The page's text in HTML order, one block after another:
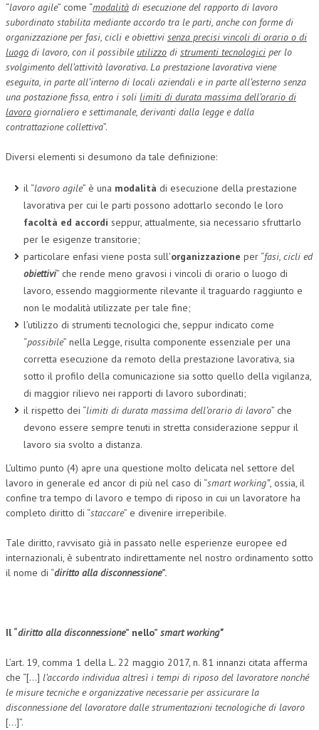
“lavoro agile” come “modalità di esecuzione del rapporto di lavoro
subordinato stabilita mediante accordo tra le parti, anche con forme di
organizzazione per fasi, cicli e obiettivi senza precisi vincoli di orario o di
luogo di lavoro, con il possibile utilizzo di strumenti tecnologici per lo
svolgimento dell’attività lavorativa. La prestazione lavorativa viene
eseguita, in parte all’interno di locali aziendali e in parte all’esterno senza
una postazione fissa, entro i soli limiti di durata massima dell’orario di
lavoro giornaliero e settimanale, derivanti dalla legge e dalla
contrattazione collettiva”.
Diversi elementi si desumono da tale definizione:
il “lavoro agile” è una modalità di esecuzione della prestazione
lavorativa per cui le parti possono adottarlo secondo le loro
facoltà ed accordi seppur, attualmente, sia necessario sfruttarlo
per le esigenze transitorie;
particolare enfasi viene posta sull’organizzazione per “fasi, cicli ed
obiettivi” che rende meno gravosi i vincoli di orario o luogo di
lavoro, essendo maggiormente rilevante il traguardo raggiunto e
non le modalità utilizzate per tale fine;
l’utilizzo di strumenti tecnologici che, seppur indicato come
“possibile” nella Legge, risulta componente essenziale per una
corretta esecuzione da remoto della prestazione lavorativa, sia
sotto il profilo della comunicazione sia sotto quello della vigilanza,
di maggior rilievo nei rapporti di lavoro subordinati;
il rispetto dei “limiti di durata massima dell’orario di lavoro” che
devono essere sempre tenuti in stretta considerazione seppur il
lavoro sia svolto a distanza.
L’ultimo punto (4) apre una questione molto delicata nel settore del
lavoro in generale ed ancor di più nel caso di “smart working”, ossia, il
confine tra tempo di lavoro e tempo di riposo in cui un lavoratore ha
completo diritto di “staccare” e divenire irreperibile.
Tale diritto, ravvisato già in passato nelle esperienze europee ed
internazionali, è subentrato indirettamente nel nostro ordinamento sotto
il nome di “diritto alla disconnessione”.
Il “diritto alla disconnessione” nello” smart working”
L’art. 19, comma 1 della L. 22 maggio 2017, n. 81 innanzi citata afferma
che “[…] l’accordo individua altresì i tempi di riposo del lavoratore nonché
le misure tecniche e organizzative necessarie per assicurare la
disconnessione del lavoratore dalle strumentazioni tecnologiche di lavoro
[…]”.